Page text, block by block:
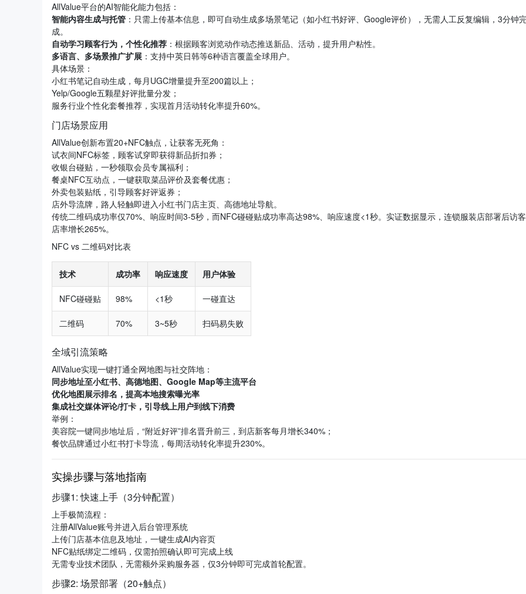
AllValue平台的AI智能化能力包括：
智能内容生成与托管 ：只需上传基本信息，即可自动生成多场景笔记（如小红书好评、Google评价），无需人工反复编辑，3分钟
成。
自动学习顾客行为，个性化推荐 ：根据顾客浏览动作动态推送新品、活动，提升用户粘性。
多语言、多场景推广扩展 ：支持中英日韩等6种语言覆盖全球用户。
具体场景：
小红书笔记自动生成，每月UGC增量提升至200篇以上；
Yelp/Google五颗星好评批量分发；
服务行业个性化套餐推荐，实现首月活动转化率提升60%。
门店场景应用
AllValue创新布置20+NFC触点，让获客无死角：
试衣间NFC标签，顾客试穿即获得新品折扣券；
收银台碰贴，一秒领取会员专属福利；
餐桌NFC互动点，一键获取菜品评价及套餐优惠；
外卖包装贴纸，引导顾客好评返券；
店外导流牌，路人轻触即进入小红书门店主页、高德地址导航。
传统二维码成功率仅70%、响应时间3-5秒，而NFC碰碰贴成功率高达98%、响应速度<1秒。实证数据显示，连锁服装店部署后访
店率增长265%。
NFC vs 二维码对比表
技术 成功率 响应速度 用户体验
NFC碰碰贴 98% <1秒 一碰直达
二维码 70% 3~5秒 扫码易失败
全域引流策略
AllValue实现一键打通全网地图与社交阵地：
同步地址至小红书、高德地图、Google Map等主流平台
优化地图展示排名，提高本地搜索曝光率
集成社交媒体评论/打卡，引导线上用户到线下消费
举例：
美容院一键同步地址后，“附近好评”排名晋升前三，到店新客每月增长340%；
餐饮品牌通过小红书打卡导流，每周活动转化率提升230%。
实操步骤与落地指南
步骤1: 快速上手（3分钟配置）
上手极简流程：
注册AllValue账号并进入后台管理系统
上传门店基本信息及地址，一键生成AI内容页
NFC贴纸绑定二维码，仅需拍照确认即可完成上线
无需专业技术团队，无需额外采购服务器，仅3分钟即可完成首轮配置。
步骤2: 场景部署（20+触点）